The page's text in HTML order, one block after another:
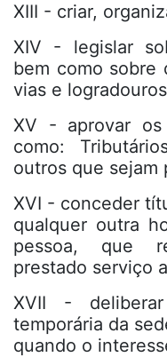
XIII - criar,
XIV - legislar
bem como sobre
vias e
XV - aprovar os
como:
outros que sejam
XVI - conceder
qualquer outra
pessoa, que
prestado serviço
XVII -
temporária da
quando o